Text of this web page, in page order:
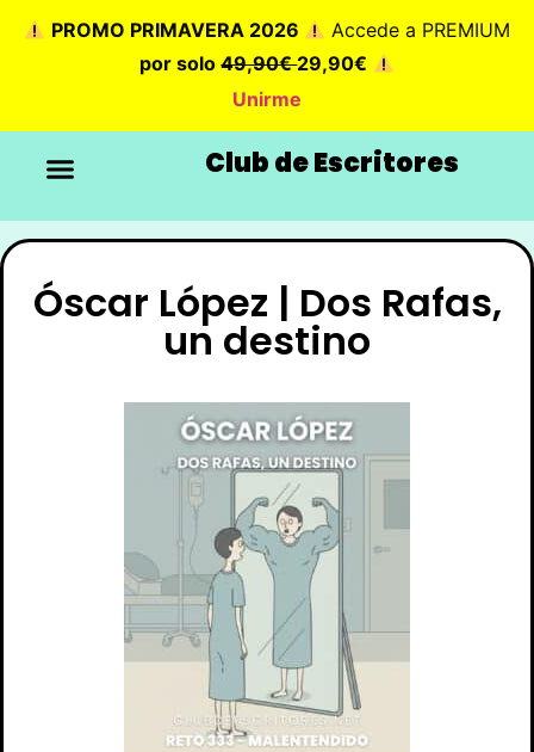
PROMO PRIMAVERA 2026
Accede a PREMIUM
por solo49,90€29,90€
Unirme
Club de Escritores
Óscar López | Dos Rafas,
un destino